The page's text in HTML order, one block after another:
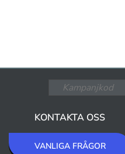
KONTAKTA OSS
VANLIGA FRÅGOR